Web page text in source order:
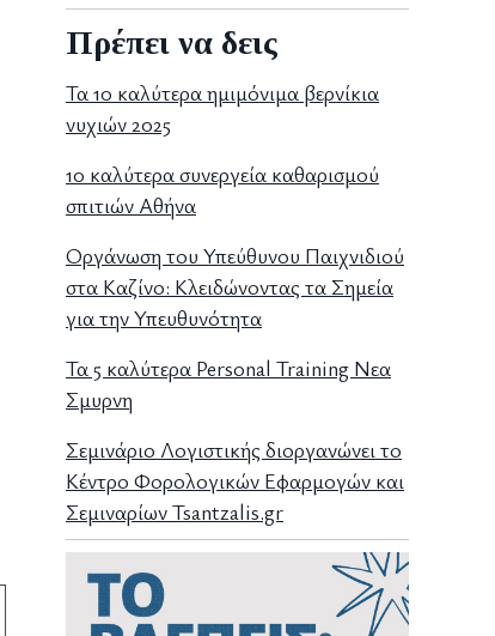
Πρέπει να δεις
Τα 10 καλύτερα ημιμόνιμα βερνίκια
νυχιών 2025
10 καλύτερα συνεργεία καθαρισμού
σπιτιών Αθήνα
Οργάνωση του Υπεύθυνου Παιχνιδιού
στα Καζίνο: Κλειδώνοντας τα Σημεία
για την Υπευθυνότητα
Τα 5 καλύτερα Personal Training Νεα
Σμυρνη
Σεμινάριο Λογιστικής διοργανώνει το
Κέντρο Φορολογικών Εφαρμογών και
Σεμιναρίων Tsantzalis.gr